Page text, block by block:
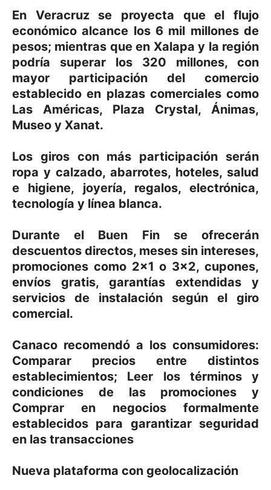
En Veracruz se proyecta que el flujo
económico alcance los 6 mil millones de
pesos; mientras que en Xalapa y la región
podría superar los 320 millones, con
mayor participación del comercio
establecido en plazas comerciales como
Las Américas, Plaza Crystal, Ánimas,
Museo y Xanat.
Los giros con más participación serán
ropa y calzado, abarrotes, hoteles, salud
e higiene, joyería, regalos, electrónica,
tecnología y línea blanca.
Durante el Buen Fin se ofrecerán
descuentos directos, meses sin intereses,
promociones como 2×1 o 3×2, cupones,
envíos gratis, garantías extendidas y
servicios de instalación según el giro
comercial.
Canaco recomendó a los consumidores:
Comparar precios entre distintos
establecimientos; Leer los términos y
condiciones de las promociones y
Comprar en negocios formalmente
establecidos para garantizar seguridad
en las transacciones
Nueva plataforma con geolocalización